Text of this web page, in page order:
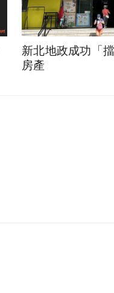
新北地政成功「
房產